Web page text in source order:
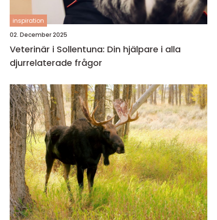
inspiration
02. December 2025
Veterinär i Sollentuna: Din hjälpare i alla
djurrelaterade frågor